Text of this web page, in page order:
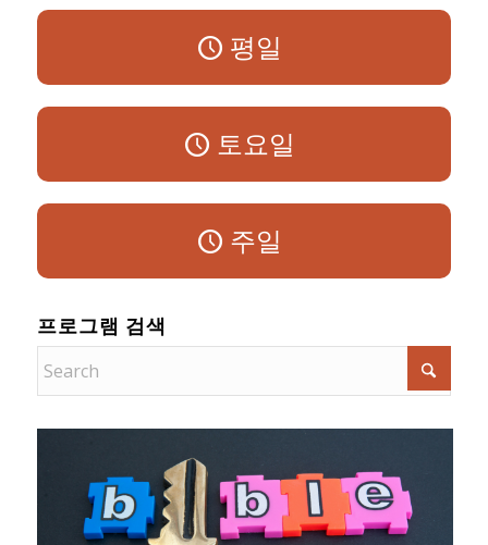
평일
토요일
주일
프로그램 검색